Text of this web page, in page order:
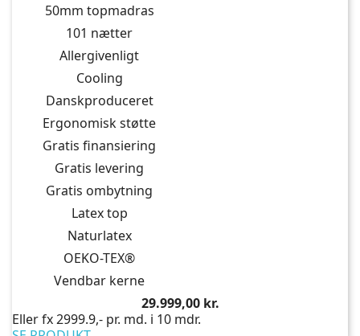
50mm topmadras
101 nætter
Allergivenligt
Cooling
Danskproduceret
Ergonomisk støtte
Gratis finansiering
Gratis levering
Gratis ombytning
Latex top
Naturlatex
OEKO-TEX®
Vendbar kerne
Pris
29.999,00 kr.
Eller fx 2999.9,- pr. md. i 10 mdr.